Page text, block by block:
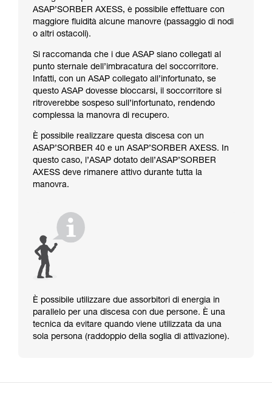
ASAP’SORBER AXESS, è possibile effettuare con
maggiore fluidità alcune manovre (passaggio di nodi
o altri ostacoli).
Si raccomanda che i due ASAP siano collegati al
punto sternale dell’imbracatura del soccorritore.
Infatti, con un ASAP collegato all’infortunato, se
questo ASAP dovesse bloccarsi, il soccorritore si
ritroverebbe sospeso sull’infortunato, rendendo
complessa la manovra di recupero.
È possibile realizzare questa discesa con un
ASAP’SORBER 40 e un ASAP’SORBER AXESS. In
questo caso, l’ASAP dotato dell’ASAP’SORBER
AXESS deve rimanere attivo durante tutta la
manovra.
È possibile utilizzare due assorbitori di energia in
parallelo per una discesa con due persone. È una
tecnica da evitare quando viene utilizzata da una
sola persona (raddoppio della soglia di attivazione).